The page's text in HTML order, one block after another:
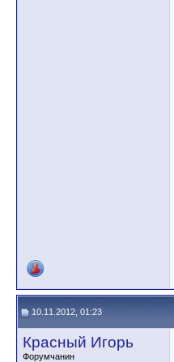
10.11.2012, 01:23
Красный Игорь
Форумчанин